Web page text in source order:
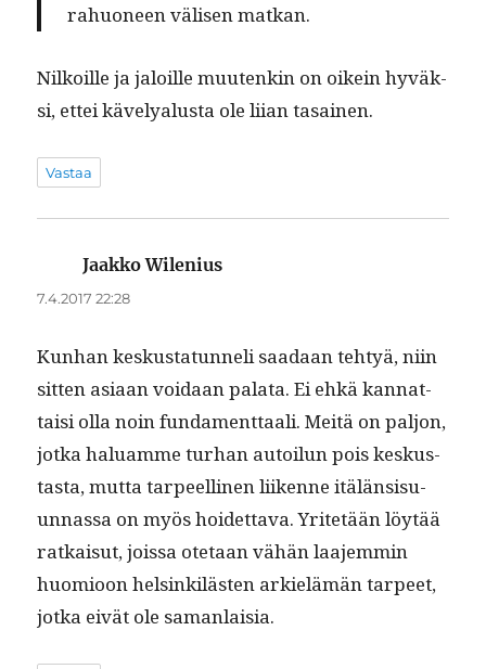
rahuoneen välisen matkan.
Nilkoille ja jaloille muutenkin on oikein hyväk­
si, ettei kävelyalus­ta ole liian tasainen.
Vastaa
Jaakko Wilenius
7.4.2017 22:28
Kun­han keskus­tatun­neli saadaan tehtyä, niin
sit­ten asi­aan voidaan pala­ta. Ei ehkä kan­nat­
taisi olla noin fun­da­ment­taali. Meitä on paljon,
jot­ka halu­amme turhan autoilun pois keskus­
tas­ta, mut­ta tarpeelli­nen liikenne itälän­sisu­
un­nas­sa on myös hoidet­ta­va. Yritetään löytää
ratkaisut, jois­sa ote­taan vähän laa­jem­min
huomioon helsinkilästen arkielämän tarpeet,
jot­ka eivät ole samanlaisia.